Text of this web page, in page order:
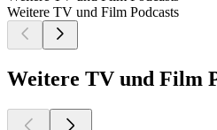
Weitere TV und Film Podcasts
Weitere TV und Film